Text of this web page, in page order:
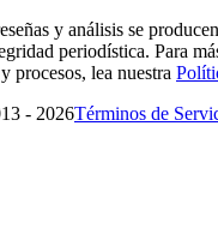
y análisis se
periodística. Para
procesos, lea nuestra
- 2026Términos de